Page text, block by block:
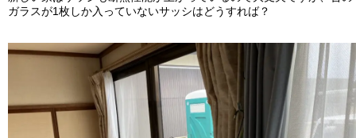
ガラスが1枚しか入っていないサッシはどうすれば？